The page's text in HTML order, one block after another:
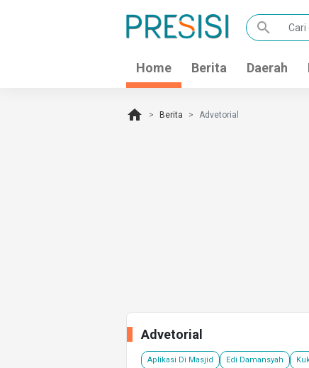
search
Home Berita Daerah
home Berita Advetorial
Advetorial
Aplikasi Di Masjid Edi Damansyah